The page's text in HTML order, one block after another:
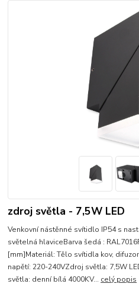
zdroj světla - 7,5W LED
Venkovní nástěnné svítidlo IP54 s
světelná hlaviceBarva šedá :
[mm]Materiál: Tělo svítidla kov,
napětí: 220-240VZdroj světla: 7,5W
světla: denní bílá 4000KV... celý popis